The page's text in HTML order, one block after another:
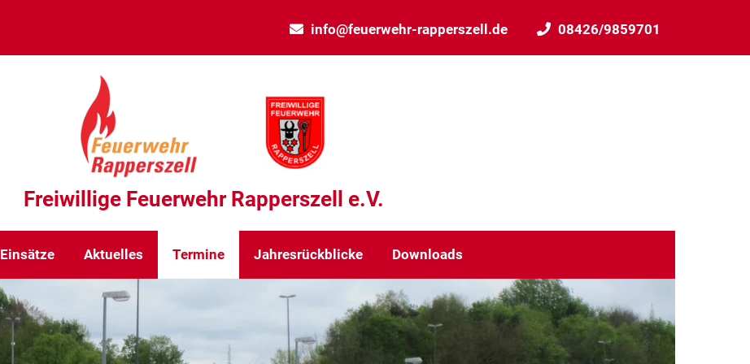
info@feuerwehr-rapperszell.de 08426/9859701
Freiwillige Feuerwehr Rapperszell e.V.
Einsätze Aktuelles Termine Jahresrückblicke Downloads